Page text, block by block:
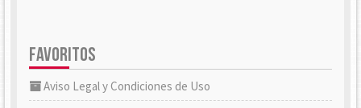
FAVORITOS
Aviso Legal y Condiciones de Uso